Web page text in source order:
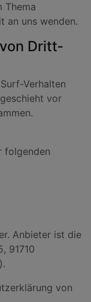
Thema
an uns wenden.
von Dritt­
Verhalten
vor
folgenden
Anbieter ist die
91710
von